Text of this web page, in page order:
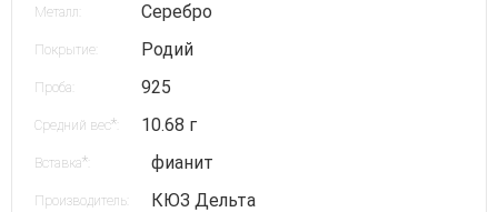
Металл: Серебро
Покрытие: Родий
Проба: 925
Средний вес* 10.68 г
Вставка* фианит
Производитель: КЮЗ Дельта